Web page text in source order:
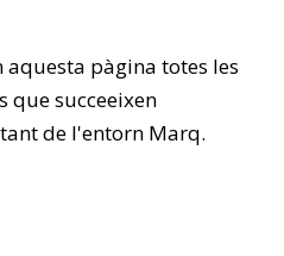
pàgina totes les
que succeeixen
de l'entorn Marq.